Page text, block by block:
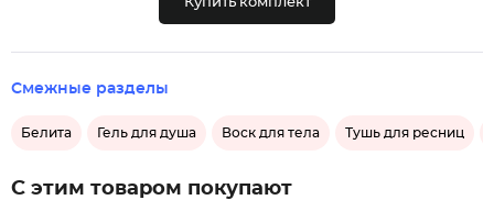
Смежные разделы
Белита Гель для душа Воск для тела Тушь для ресниц
С этим товаром покупают